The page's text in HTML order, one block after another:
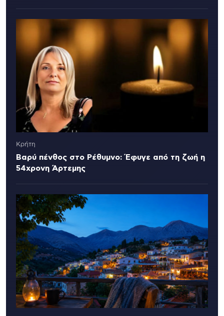
Κρήτη
Βαρύ πένθος στο Ρέθυμνο: Έφυγε από τη ζωή η
54χρονη Άρτεμης